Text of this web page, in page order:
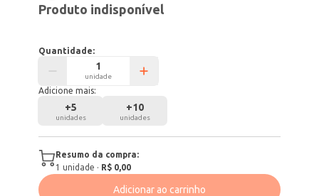
Produto indisponível
Quantidade:
unidade
Adicione mais:
+5
unidades
+10
unidades
Resumo da compra:
1 unidade · R$ 0,00
Adicionar ao carrinho